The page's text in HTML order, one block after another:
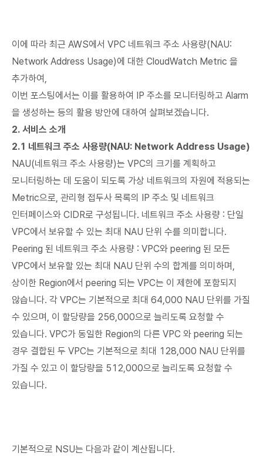
이에 따라 최근 AWS에서 VPC 네트워크 주소 사용량(NAU:
Network Address Usage)에 대한 CloudWatch Metric 을
추가하여,
이번 포스팅에서는 이를 활용하여 IP 주소를 모니터링하고 Alarm
을 생성하는 등의 활용 방안에 대하여 살펴보겠습니다.
2. 서비스 소개
2.1 네트워크 주소 사용량(NAU: Network Address Usage)
NAU(네트워크 주소 사용량)는 VPC의 크기를 계획하고
모니터링하는 데 도움이 되도록 가상 네트워크의 자원에 적용되는
Metric으로, 관리형 접두사 목록의 IP 주소 및 네트워크
인터페이스와 CIDR로 구성됩니다. 네트워크 주소 사용량 : 단일
VPC에서 보유할 수 있는 최대 NAU 단위 수를 의미합니다.
Peering 된 네트워크 주소 사용량 : VPC와 peering 된 모든
VPC에서 보유할 있는 최대 NAU 단위 수의 합계를 의미하며,
상이한 Region에서 peering 되는 VPC는 이 제한에 포함되지
않습니다. 각 VPC는 ​​기본적으로 최대 64,000 NAU 단위를 가질
수 있으며, 이 할당량을 256,000으로 늘리도록 요청할 수
있습니다. VPC가 동일한 Region의 다른 VPC 와 peering 되는
경우 결합된 두 VPC는 ​​기본적으로 최대 128,000 NAU 단위를
가질 수 있고 이 할당량을 512,000으로 늘리도록 요청할 수
있습니다.
기본적으로 NSU는 다음과 같이 계산됩니다.